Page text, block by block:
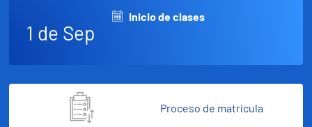
Proceso de matrícula
Inicio de clases
1 de Sep